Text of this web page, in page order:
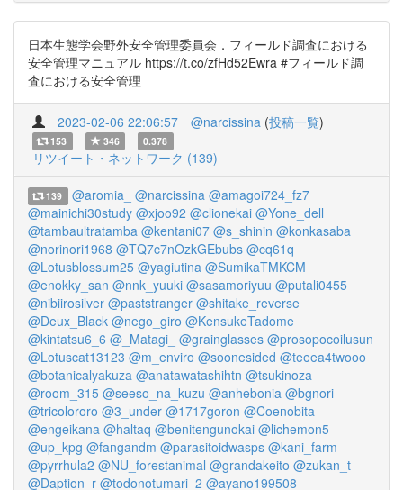
日本生態学会野外安全管理委員会．フィールド調査における
安全管理マニュアル https://t.co/zfHd52Ewra #フィールド調
査における安全管理
2023-02-06 22:06:57 @narcissina (投稿一覧)
153 346 0.378
リツイート・ネットワーク (139)
139 @aromia_ @narcissina @amagoi724_fz7
@mainichi30study @xjoo92 @clionekai @Yone_dell
@tambaultratamba @kentani07 @s_shinin @konkasaba
@norinori1968 @TQ7c7nOzkGEbubs @cq61q
@Lotusblossum25 @yagiutina @SumikaTMKCM
@enokky_san @nnk_yuuki @sasamoriyuu @putali0455
@nibiirosilver @paststranger @shitake_reverse
@Deux_Black @nego_giro @KensukeTadome
@kintatsu6_6 @_Matagi_ @grainglasses @prosopocoilusun
@Lotuscat13123 @m_enviro @soonesided @teeea4twooo
@botanicalyakuza @anatawatashihtn @tsukinoza
@room_315 @seeso_na_kuzu @anhebonia @bgnori
@tricolororo @3_under @1717goron @Coenobita
@engeikana @haltaq @benitengunokai @lichemon5
@up_kpg @fangandm @parasitoidwasps @kani_farm
@pyrrhula2 @NU_forestanimal @grandakeito @zukan_t
@Daption_r @todonotumari_2 @ayano199508